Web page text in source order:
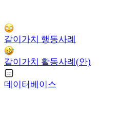
같이가치 행동사례
같이가치 활동사례(안)
데이터베이스